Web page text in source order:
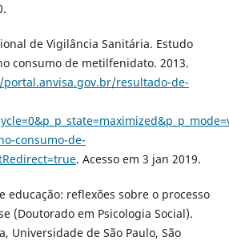
de Vigilância Sanitária. Estudo
consumo de metilfenidato. 2013.
resultado-de-
consumo-de-
. Acesso em 3 jan 2019.
e educação: reflexões sobre o processo
(Doutorado em Psicologia Social).
Universidade de São Paulo, São